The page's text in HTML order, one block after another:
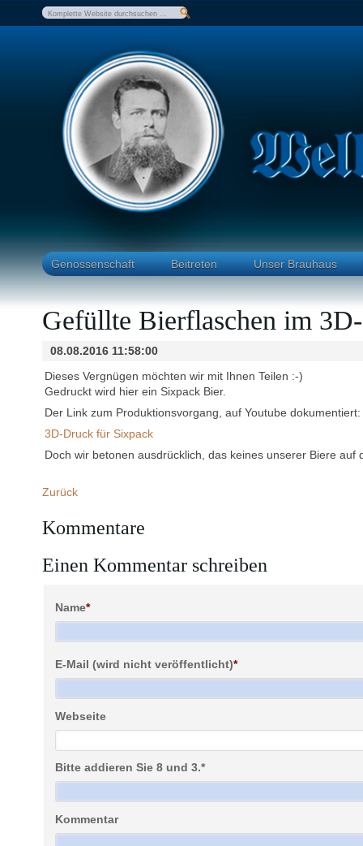
Genossenschaft Beitreten Unser Brauhaus
Gefüllte Bierflaschen im
08.08.2016 11:58:00
Dieses Vergnügen möchten wir mit Ihnen Teilen :-)
Gedruckt wird hier ein Sixpack Bier.
Der Link zum Produktionsvorgang, auf Youtube dokumentiert:
3D-Druck für Sixpack
Doch wir betonen ausdrücklich, das keines unserer Biere auf
Zurück
Kommentare
Einen Kommentar schreiben
Name*
E-Mail (wird nicht veröffentlicht)*
Webseite
Bitte addieren Sie 8 und 3.*
Kommentar